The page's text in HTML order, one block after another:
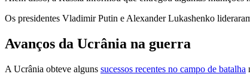
Os presidentes Vladimir Putin e Alexander Lukashenko
Avanços da Ucrânia na guerra
A Ucrânia obteve alguns sucessos recentes no campo de batalha